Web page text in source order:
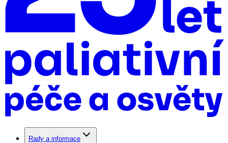
Rady a informace